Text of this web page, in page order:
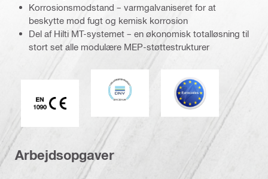
Korrosionsmodstand – varmgalvaniseret for at
beskytte mod fugt og kemisk korrosion
Del af Hilti MT-systemet – en økonomisk totalløsning til
stort set alle modulære MEP-støttestrukturer
CE EN 1090 mærke
DNV Eurocode
Arbejdsopgaver